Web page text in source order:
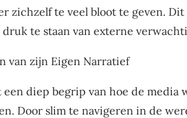
zichzelf te veel bloot te geven.
te staan van externe
van zijn Eigen Narratief
een diep begrip van hoe de
Door slim te navigeren in de